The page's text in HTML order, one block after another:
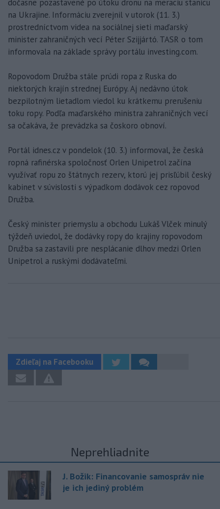
dočasne pozastavené po útoku dronu na meraciu stanicu
na Ukrajine. Informáciu zverejnil v utorok (11. 3.)
prostredníctvom videa na sociálnej sieti maďarský
minister zahraničných vecí Péter Szijjártó. TASR o tom
informovala na základe správy portálu investing.com.
Ropovodom Družba stále prúdi ropa z Ruska do
niektorých krajín strednej Európy. Aj nedávno útok
bezpilotným lietadlom viedol ku krátkemu prerušeniu
toku ropy. Podľa maďarského ministra zahraničných vecí
sa očakáva, že prevádzka sa čoskoro obnoví.
Portál idnes.cz v pondelok (10. 3.) informoval, že česká
ropná rafinérska spoločnosť Orlen Unipetrol začína
využívať ropu zo štátnych rezerv, ktorú jej prisľúbil český
kabinet v súvislosti s výpadkom dodávok cez ropovod
Družba.
Český minister priemyslu a obchodu Lukáš Vlček minulý
týždeň uviedol, že dodávky ropy do krajiny ropovodom
Družba sa zastavili pre nesplácanie dlhov medzi Orlen
Unipetrol a ruskými dodávateľmi.
Zdieľaj na Facebooku
Neprehliadnite
J. Božik: Financovanie samospráv nie
je ich jediný problém